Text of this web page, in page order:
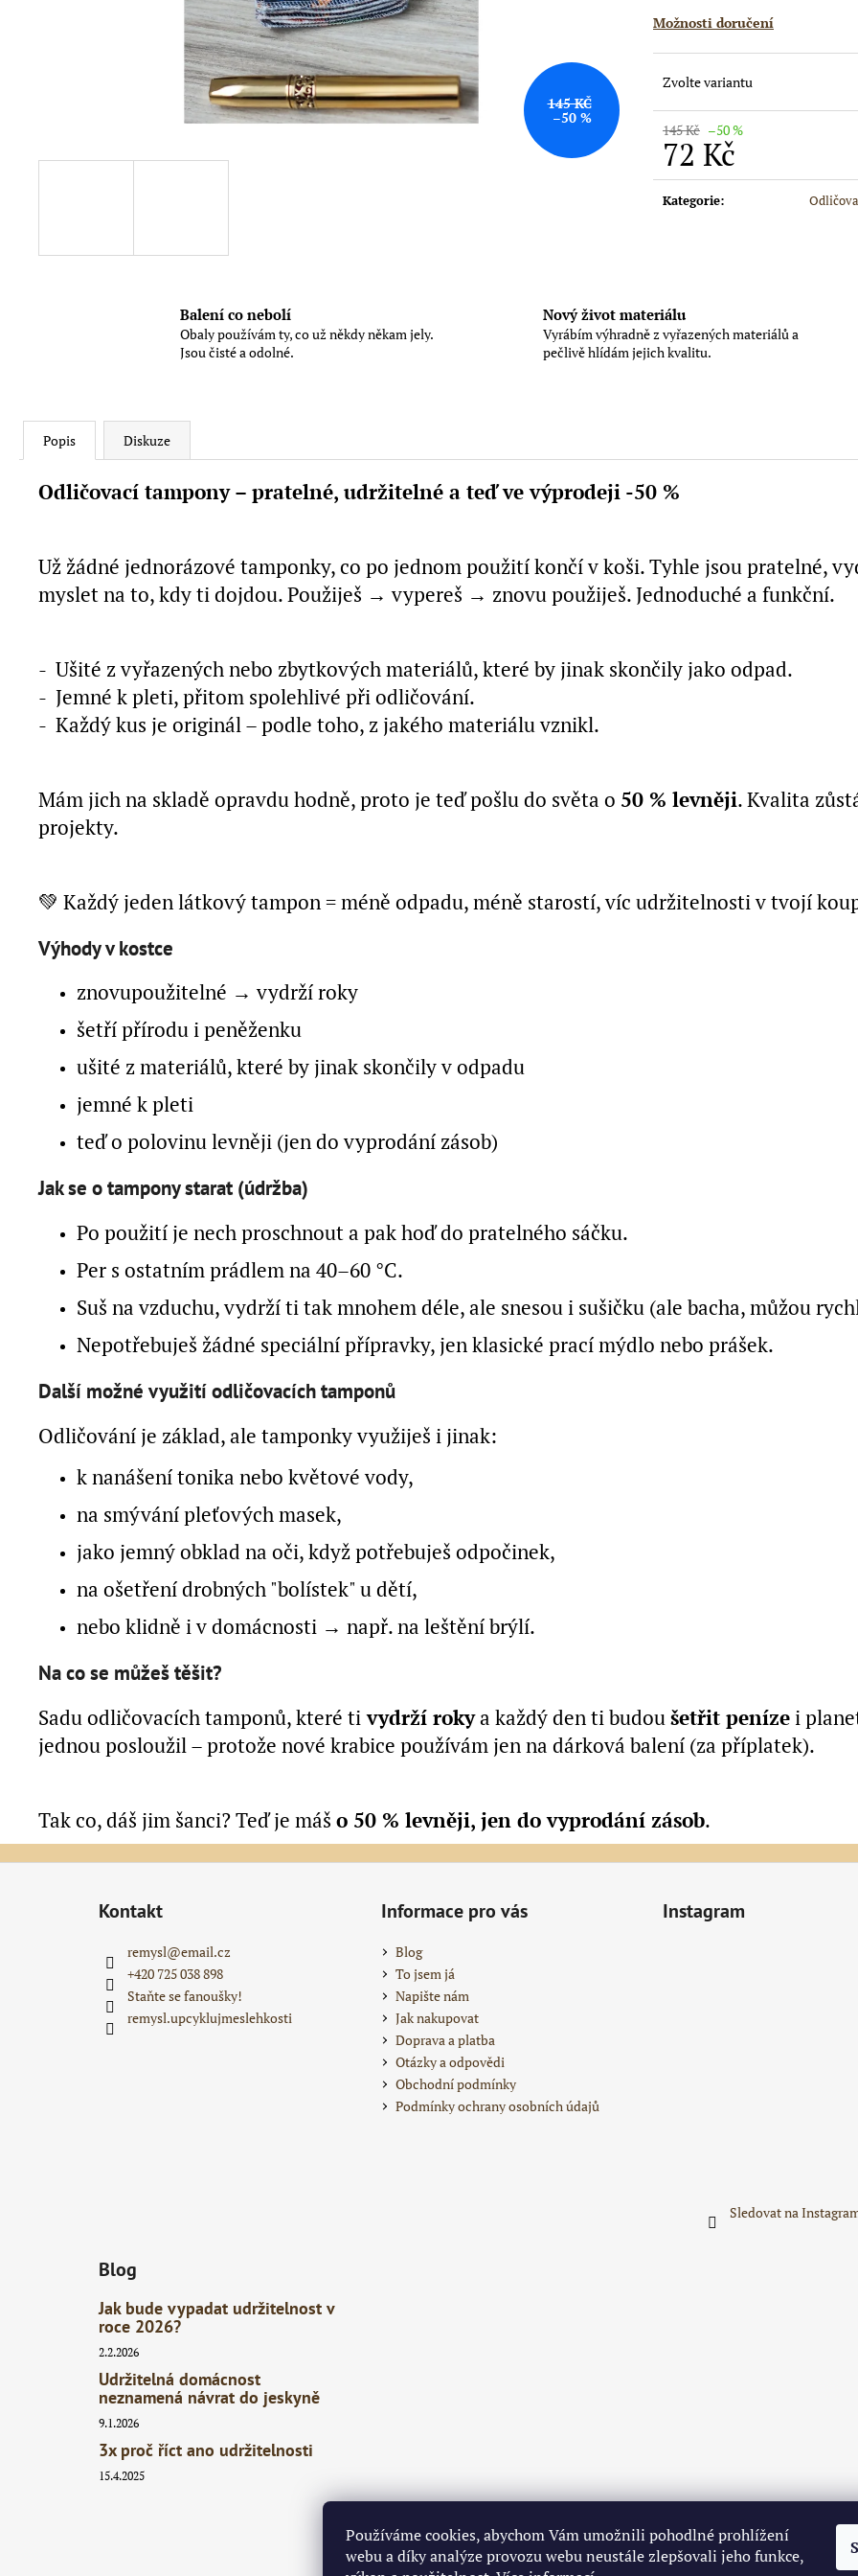
Používáme cookies, abychom Vám umožnili pohodlné prohlížení
webu a díky analýze provozu webu neustále zlepšovali jeho funkce,
Možnosti doručení
Zvolte variantu
145 Kč –50 %
72 Kč
Měrná
cena:
Kategorie:
145 KČ
–50 %
Balení co nebolí
Obaly používám ty, co už někdy někam jely.
Jsou čisté a odolné.
Nový život materiálu
Vyrábím výhradně z vyřazených materiálů a
pečlivě hlídám jejich kvalitu.
Popis Diskuze
Odličovací tampony – pratelné, udržitelné a teď ve výprodeji -50 %
Už žádné jednorázové tamponky, co po jednom použití končí v koši. Tyhle jsou pratelné,
myslet na to, kdy ti dojdou. Použiješ → vypereš → znovu použiješ. Jednoduché a funkční.
- Ušité z vyřazených nebo zbytkových materiálů, které by jinak skončily jako odpad.
- Jemné k pleti, přitom spolehlivé při odličování.
- Každý kus je originál – podle toho, z jakého materiálu vznikl.
Mám jich na skladě opravdu hodně, proto je teď pošlu do světa o 50 % levněji. Kvalita
projekty.
💚 Každý jeden látkový tampon = méně odpadu, méně starostí, víc udržitelnosti v tvojí
Výhody v kostce
znovupoužitelné → vydrží roky
šetří přírodu i peněženku
ušité z materiálů, které by jinak skončily v odpadu
jemné k pleti
teď o polovinu levněji (jen do vyprodání zásob)
Jak se o tampony starat (údržba)
Po použití je nech proschnout a pak hoď do pratelného sáčku.
Per s ostatním prádlem na 40–60 °C.
Suš na vzduchu, vydrží ti tak mnohem déle, ale snesou i sušičku (ale bacha, můžou
Nepotřebuješ žádné speciální přípravky, jen klasické prací mýdlo nebo prášek.
Další možné využití odličovacích tamponů
Odličování je základ, ale tamponky využiješ i jinak:
k nanášení tonika nebo květové vody,
na smývání pleťových masek,
jako jemný obklad na oči, když potřebuješ odpočinek,
na ošetření drobných "bolístek" u dětí,
nebo klidně i v domácnosti → např. na leštění brýlí.
Na co se můžeš těšit?
Sadu odličovacích tamponů, které tivydrží rokya každý den ti budoušetřit peníze i
jednou posloužil – protože nové krabice používám jen na dárková balení (za příplatek).
Tak co, dáš jim šanci? Teď je máš o 50 % levněji, jen do vyprodání zásob.
LÁTKOVÝ TOALETNÍ PAPÍR
ODLIČOVACÍ TAMPONY PEŘÍČKA
10 Kč
Původně:
159 Kč
Kontakt
remysl@email.cz
+420 725 038 898
Staňte se fanoušky!
remysl.upcyklujmeslehkosti
Informace pro vás
Blog
To jsem já
Napište nám
Jak nakupovat
Doprava a platba
Otázky a odpovědi
Obchodní podmínky
Podmínky ochrany osobních údajů
Instagram
Sledovat na
Blog
Jak bude vypadat udržitelnost v
roce 2026?
2.2.2026
Udržitelná domácnost
neznamená návrat do jeskyně
9.1.2026
3x proč říct ano udržitelnosti
15.4.2025